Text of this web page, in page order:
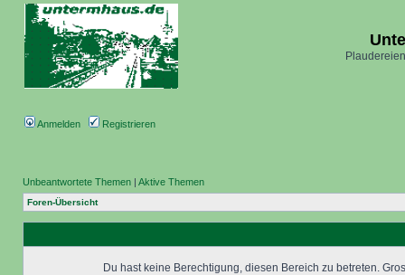
Anmelden Registrieren
Unbeantwortete Themen | Aktive Themen
Foren-Übersicht
Du hast keine Berechtigung, diesen Bereich zu betreten.